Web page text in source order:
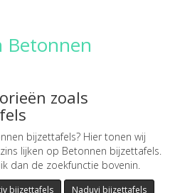
Betonnen
zoals
bijzettafels? Hier tonen wij
lijken op Betonnen bijzettafels.
dan de zoekfunctie bovenin.
bijzettafels
Naduvi bijzettafels